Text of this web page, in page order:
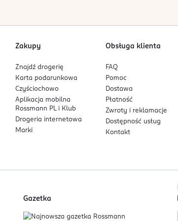
Zakupy
Znajdź drogerię
Karta podarunkowa
Czyściochowo
Aplikacja mobilna
Rossmann PL i Klub
Drogeria internetowa
Marki
Obsługa klienta
FAQ
Pomoc
Dostawa
Płatność
Zwroty i reklamacje
Dostępność usług
Kontakt
Gazetka